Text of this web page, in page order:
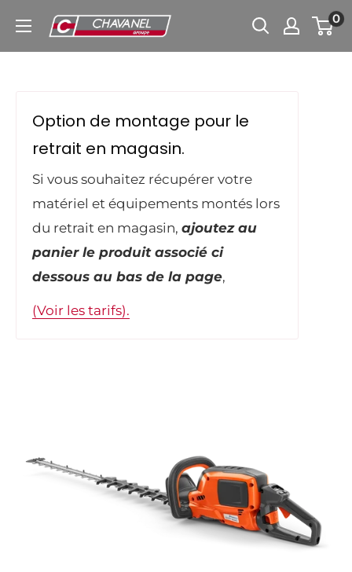
Chavanel.fr 0
Option de montage pour le
retrait en magasin.
Si vous souhaitez récupérer votre
matériel et équipements montés lors
du retrait en magasin, ajoutez au
panier le produit associé ci
dessous au bas de la page,
(Voir les tarifs).